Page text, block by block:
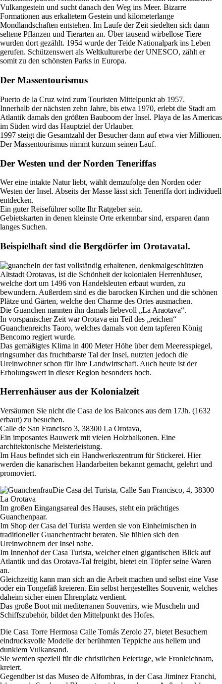
Vulkangestein und sucht danach den Weg ins Meer. Bizarre
Formationen aus erkaltetem Gestein und kilometerlange
Mondlandschaften entstehen. Im Laufe der Zeit siedelten sich dann
seltene Pflanzen und Tierarten an. Über tausend wirbellose Tiere
wurden dort gezählt. 1954 wurde der Teide Nationalpark ins Leben
gerufen. Schützenswert als Weltkulturerbe der UNESCO, zählt er
somit zu den schönsten Parks in Europa.
Der Massentourismus
Puerto de la Cruz wird zum Touristen Mittelpunkt ab 1957.
Innerhalb der nächsten zehn Jahre, bis etwa 1970, erlebt die Stadt am
Atlantik damals den größten Bauboom der Insel. Playa de las Americas
im Süden wird das Hauptziel der Urlauber.
1997 steigt die Gesamtzahl der Besucher dann auf etwa vier Millionen.
Der Massentourismus nimmt kurzum seinen Lauf.
Der Westen und der Norden Teneriffas
Wer eine intakte Natur liebt, wählt demzufolge den Norden oder
Westen der Insel. Abseits der Masse lässt sich Teneriffa dort individuell
entdecken.
Ein guter Reiseführer sollte Ihr Ratgeber sein.
Gebietskarten in denen kleinste Orte erkennbar sind, ersparen dann
langes Suchen.
Beispielhaft sind die Bergdörfer im Orotavatal.
In der fast vollständig erhaltenen, denkmalgeschützten
Altstadt Orotavas, ist die Schönheit der kolonialen Herrenhäuser,
welche dort um 1496 von Handelsleuten erbaut wurden, zu
bewundern. Außerdem sind es die barocken Kirchen und die schönen
Plätze und Gärten, welche den Charme des Ortes ausmachen.
Die Guanchen nannten ihn damals liebevoll „La Araotava“.
In vorspanischer Zeit war Orotava ein Teil des „reichen“
Guanchenreichs Taoro, welches damals von dem tapferen König
Bencomo regiert wurde.
Das gemäßigtes Klima in 400 Meter Höhe über dem Meeresspiegel,
ringsumher das fruchtbarste Tal der Insel, nutzten jedoch die
Ureinwohner schon für Ihre Landwirtschaft. Auch heute ist der
Erholungswert in dieser Region besonders hoch.
Herrenhäuser aus der Kolonialzeit
Versäumen Sie nicht die Casa de los Balcones aus dem 17Jh. (1632
erbaut) zu besuchen.
Calle de San Francisco 3, 38300 La Orotava,
Ein imposantes Bauwerk mit vielen Holzbalkonen. Eine
architektonische Meisterleistung.
Im Haus befindet sich ein Handwerkszentrum für Stickerei. Hier
werden die kanarischen Handarbeiten bekannt gemacht, gelehrt und
promoviert.
Die Casa del Turista, Calle San Francisco, 4, 38300
La Orotava
Im großen Eingangsareal des Hauses, steht ein prächtiges
Guanchenpaar.
Im Shop der Casa del Turista werden sie von Einheimischen in
traditioneller Guanchentracht beraten. Sie fühlen sich den
Ureinwohnern der Insel nahe.
Im Innenhof der Casa Turista, welcher einen gigantischen Blick auf
Atlantik und das Orotava-Tal freigibt, bietet ein Töpfer seine Waren
an.
Gleichzeitig kann man sich an die Arbeit machen und selbst eine Vase
oder ein Tongefäß kreieren. Ein selbst hergestelltes Souvenir, welches
daheim sicher einen Ehrenplatz verdient.
Das große Boot mit mediterranen Souvenirs, wie Muscheln und
Schiffszubehör, bildet den Mittelpunkt des Hofes.
Die Casa Torre Hermosa Calle Tomás Zerolo 27, bietet Besuchern
eindrucksvolle Modelle der berühmten Teppiche aus hellem und
dunklem Vulkansand.
Sie werden speziell für die christlichen Feiertage, wie Fronleichnam,
kreiert.
Gegenüber ist das Museo de Alfombras, in der Casa Jiminez Franchi,